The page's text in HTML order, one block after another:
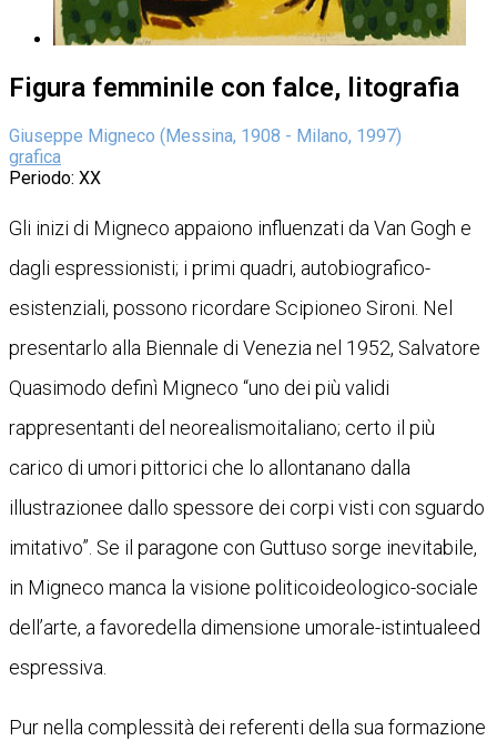
Figura femminile con falce, litografia
Giuseppe Migneco (Messina, 1908 - Milano, 1997)
grafica
Periodo: XX
Gli inizi di Migneco appaiono influenzati da Van Gogh e
dagli espressionisti; i primi quadri, autobiografico-
esistenziali, possono ricordare Scipioneo Sironi. Nel
presentarlo alla Biennale di Venezia nel 1952, Salvatore
Quasimodo definì Migneco “uno dei più validi
rappresentanti del neorealismoitaliano; certo il più
carico di umori pittorici che lo allontanano dalla
illustrazionee dallo spessore dei corpi visti con sguardo
imitativo”. Se il paragone con Guttuso sorge inevitabile,
in Migneco manca la visione politicoideologico-sociale
dell’arte, a favoredella dimensione umorale-istintualeed
espressiva.
Pur nella complessità dei referenti della sua formazione